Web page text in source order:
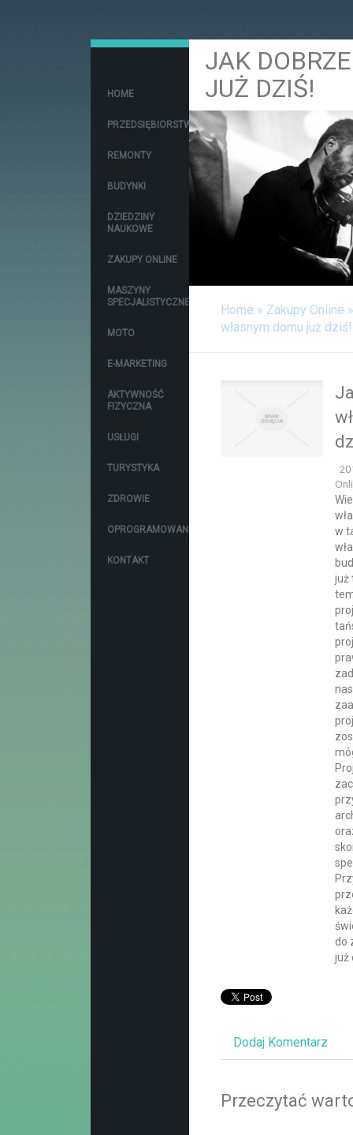
HOME
PRZEDSIĘBIORSTWA
REMONTY
BUDYNKI
DZIEDZINY
NAUKOWE
ZAKUPY ONLINE
MASZYNY
SPECJALISTYCZNE
MOTO
E-MARKETING
AKTYWNOŚĆ
FIZYCZNA
USŁUGI
TURYSTYKA
ZDROWIE
OPROGRAMOWANIE
KONTAKT
JAK
JUŻ DZIŚ!
Home » Zakupy Online
własnym domu już dziś!
w
już
do
już
Dodaj Komentarz
Przeczytać